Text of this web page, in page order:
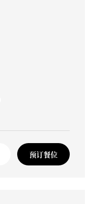
预订餐位